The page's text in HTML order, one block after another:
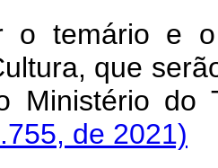
o temário e o
que
Ministério
de 2021)